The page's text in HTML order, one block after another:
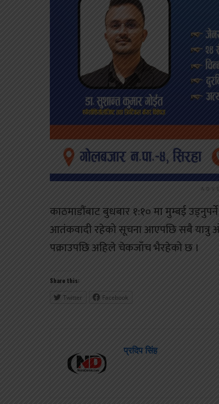
काठमाडौंबाट बुधबार १:१० मा मुम्बई
आतंकवादी रहेको सूचना आएपछि सबै यात्रु
पक्राउपछि अहिले चेकजाँच भैरहेको छ ।
Share this:
Twitter Facebook
प्रदिप सिंह